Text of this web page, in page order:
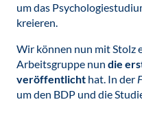
um das
kreieren.
Wir können nun mit Stolz
Arbeitsgruppe nun die
veröffentlicht hat. In der
um den BDP und die